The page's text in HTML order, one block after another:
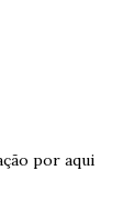
por aqui